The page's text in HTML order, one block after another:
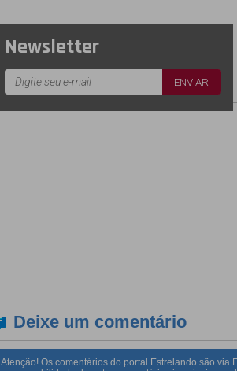
Newsletter
Deixe um comentário
Atenção! Os comentários do portal Estrelando são